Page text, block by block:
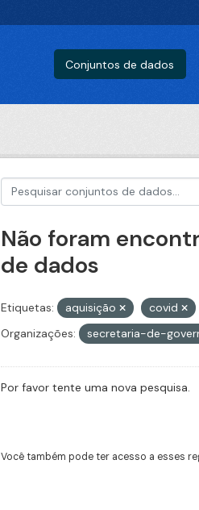
Conjuntos de dados
Não foram
de dados
Etiquetas: aquisição covid
Organizações:
secretaria-de-
Por favor tente uma nova pesquisa.
Você também pode ter acesso a esses